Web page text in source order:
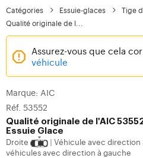
Catégories Essuie-glaces
Qualité originale de l...
Assurez-vous que cela
véhicule
Marque: AIC
Réf. 53552
Qualité originale de l'AIC
Essuie Glace
Droite
Véhicule avec direction
véhicules avec direction à gauche